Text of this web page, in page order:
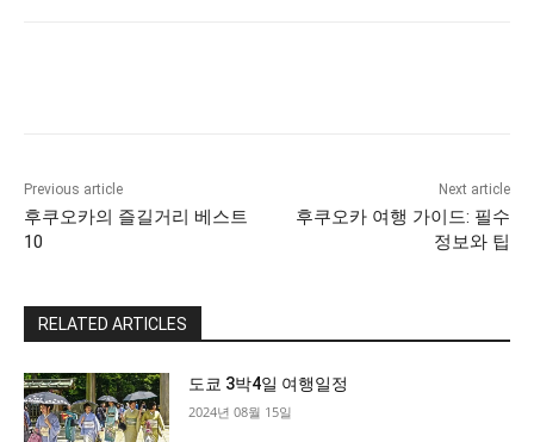
Previous article
후쿠오카의 즐길거리 베스트
10
Next article
후쿠오카 여행 가이드: 필수
정보와 팁
RELATED ARTICLES
도쿄 3박4일 여행일정
2024년 08월 15일